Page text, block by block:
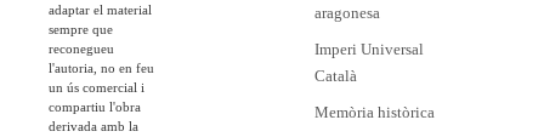
adaptar el material
sempre que
reconegueu
l'autoria, no en feu
un ús comercial i
compartiu l'obra
derivada amb la
aragonesa
Imperi Universal
Català
Memòria històrica